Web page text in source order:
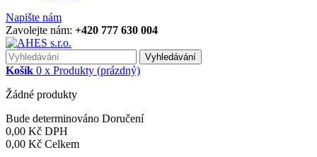
Napište nám
Zavolejte nám: +420 777 630 004
Vyhledávání
Košík 0 x Produkty (prázdný)
Žádné produkty
Bude determinováno Doručení
0,00 Kč DPH
0,00 Kč Celkem